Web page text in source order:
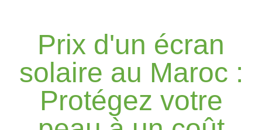
Prix d'un écran
solaire au Maroc :
Protégez votre